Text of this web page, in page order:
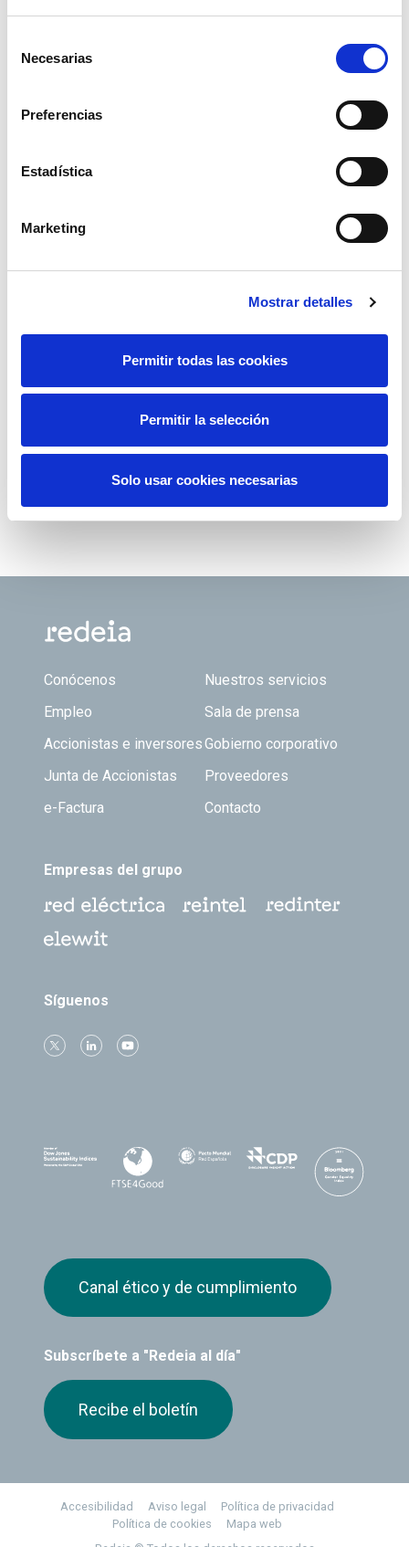
Necesarias
Preferencias
Estadística
Marketing
Mostrar detalles
Permitir todas las cookies
Permitir la selección
Solo usar cookies necesarias
cable conductor con una fibra óptica interior que
permite medir de forma continua la temperatura del
preciso de la capacidad real de transporte de la línea.
con mucha generación eólica, con objeto de
Footer TOP
Conócenos
Nuestros servicios
Empleo
Sala de prensa
Accionistas e inversoresGobierno corporativo
Junta de Accionistas
Proveedores
e-Factura
Contacto
Empresas del grupo
Síguenos
Subscríbete a "Redeia al día"
Recibe el boletín
Canal ético y de cumplimiento
Footer
Accesibilidad Aviso legal
Política de privacidad
Política de cookies
Mapa web